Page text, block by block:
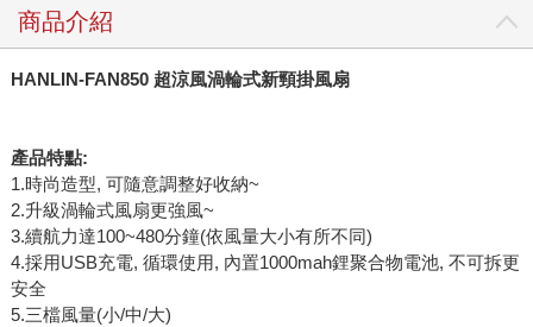
商品介紹
HANLIN-FAN850 超涼風渦輪式新頸掛風扇
產品特點:
1.時尚造型, 可隨意調整好收納~
2.升級渦輪式風扇更強風~
3.續航力達100~480分鐘(依風量大小有所不同)
4.採用USB充電, 循環使用, 內置1000mah鋰聚合物電池, 不可拆更
安全
5.三檔風量(小/中/大)